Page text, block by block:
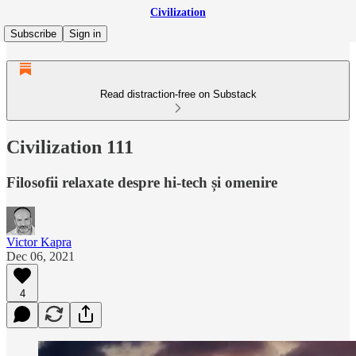
Civilization
Subscribe
Sign in
Read distraction-free on Substack
Civilization 111
Filosofii relaxate despre hi-tech și omenire
Victor Kapra
Dec 06, 2021
4